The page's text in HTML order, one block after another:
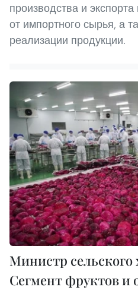
производства и экспорта
от импортного сырья, а
реализации продукции.
Министр сельского
Сегмент фруктов и